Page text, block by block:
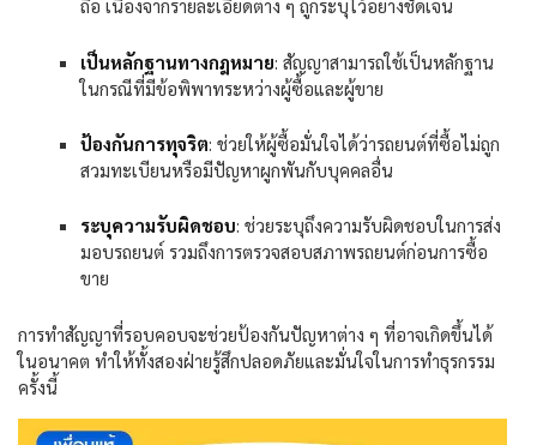
ถือ เนื่องจากรายละเอียดต่าง ๆ ถูกระบุไว้อย่างชัดเจน
เป็นหลักฐานทางกฎหมาย: สัญญาสามารถใช้เป็นหลักฐาน
ในกรณีที่มีข้อพิพาทระหว่างผู้ซื้อและผู้ขาย
ป้องกันการทุจริต: ช่วยให้ผู้ซื้อมั่นใจได้ว่ารถยนต์ที่ซื้อไม่ถูก
สวมทะเบียนหรือมีปัญหาผูกพันกับบุคคลอื่น
ระบุความรับผิดชอบ: ช่วยระบุถึงความรับผิดชอบในการส่ง
มอบรถยนต์ รวมถึงการตรวจสอบสภาพรถยนต์ก่อนการซื้อ
ขาย
การทำสัญญาที่รอบคอบจะช่วยป้องกันปัญหาต่าง ๆ ที่อาจเกิดขึ้นได้
ในอนาคต ทำให้ทั้งสองฝ่ายรู้สึกปลอดภัยและมั่นใจในการทำธุรกรรม
ครั้งนี้